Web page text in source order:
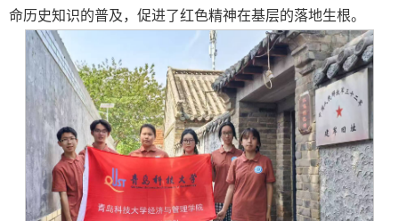
命历史知识的普及，促进了红色精神在基层的落地生根。